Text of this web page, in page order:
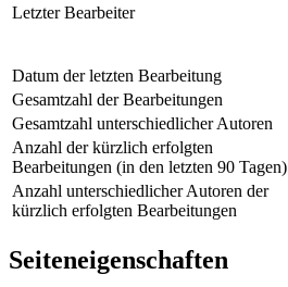
Letzter Bearbeiter
Datum der letzten Bearbeitung
Gesamtzahl der Bearbeitungen
Gesamtzahl unterschiedlicher Autoren
Anzahl der kürzlich erfolgten
Bearbeitungen (in den letzten 90 Tagen)
Anzahl unterschiedlicher Autoren der
kürzlich erfolgten Bearbeitungen
Seiteneigenschaften